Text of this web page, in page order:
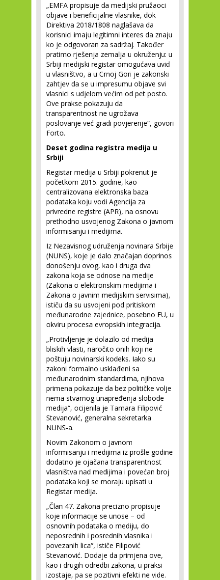
„EMFA propisuje da medijski pružaoci
objave i beneficijalne vlasnike, dok
Direktiva 2018/1808 naglašava da
korisnici imaju legitimni interes da znaju
ko je odgovoran za sadržaj. Također
pratimo rješenja zemalja u okruženju: u
Srbiji medijski registar omogućava uvid
u vlasništvo, a u Crnoj Gori je zakonski
zahtjev da se u impresumu objave svi
vlasnici s udjelom većim od pet posto.
Ove prakse pokazuju da
transparentnost ne ugrožava
poslovanje već gradi povjerenje“, govori
Forto.
Deset godina registra medija u
Srbiji
Registar medija u Srbiji pokrenut je
početkom 2015. godine, kao
centralizovana elektronska baza
podataka koju vodi Agencija za
privredne registre (APR), na osnovu
prethodno usvojenog Zakona o javnom
informisanju i medijima.
Iz Nezavisnog udruženja novinara Srbije
(NUNS), koje je dalo značajan doprinos
donošenju ovog, kao i druga dva
zakona koja se odnose na medije
(Zakona o elektronskim medijima i
Zakona o javnim medijskim servisima),
ističu da su usvojeni pod pritiskom
međunarodne zajednice, posebno EU, u
okviru procesa evropskih integracija.
„Protivljenje je dolazilo od medija
bliskih vlasti, naročito onih koji ne
poštuju novinarski kodeks. Iako su
zakoni formalno usklađeni sa
međunarodnim standardima, njihova
primena pokazuje da bez političke volje
nema stvarnog unapređenja slobode
medija“, ocijenila je Tamara Filipović
Stevanović, generalna sekretarka
NUNS-a.
Novim Zakonom o javnom
informisanju i medijima iz prošle godine
dodatno je ojačana transparentnost
vlasništva nad medijima i povećan broj
podataka koji se moraju upisati u
Registar medija.
„Član 47. Zakona precizno propisuje
koje informacije se unose – od
osnovnih podataka o mediju, do
neposrednih i posrednih vlasnika i
povezanih lica“, ističe Filipović
Stevanović. Dodaje da primjena ove,
kao i drugih odredbi zakona, u praksi
izostaje, pa se pozitivni efekti ne vide.